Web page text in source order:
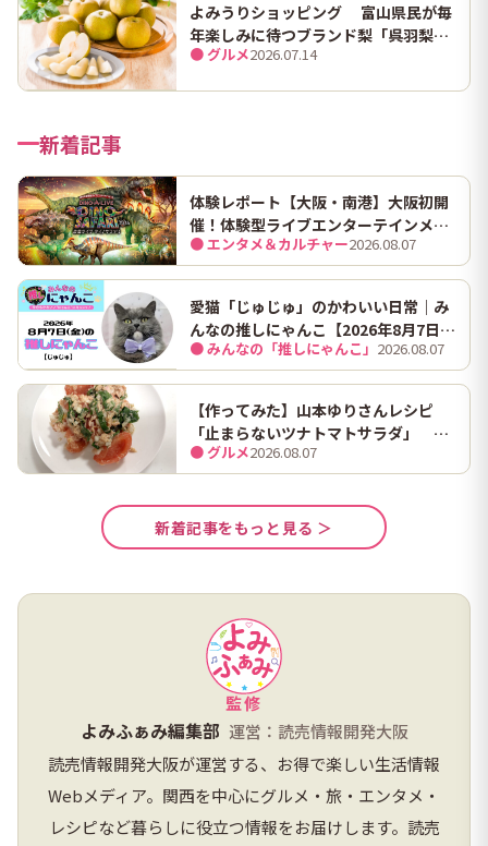
よみうりショッピング 富山県民が毎
年楽しみに待つブランド梨「呉羽梨
（幸水）」限定100箱を特別販売！
● グルメ2026.07.14
新着記事
体験レポート【大阪・南港】大阪初開
催！体験型ライブエンターテインメン
ト「DINO SAFARI（ディノ サファリ）
2026」で、大迫力の恐竜の世界を体験
● エンタメ＆カルチャー2026.08.07
愛猫「じゅじゅ」のかわいい日常｜み
んなの推しにゃんこ【2026年8月7日
（金）】
● みんなの「推しにゃんこ」 2026.08.07
【作ってみた】山本ゆりさんレシピ
「止まらないツナトマトサラダ」 ホ
ンマにうますぎて止まらん
● グルメ2026.08.07
新着記事をもっと見る ＞
監修
よみふぁみ編集部 運営：読売情報開発大阪
読売情報開発大阪が運営する、お得で楽しい生活情報
Webメディア。関西を中心にグルメ・旅・エンタメ・
レシピなど暮らしに役立つ情報をお届けします。読売